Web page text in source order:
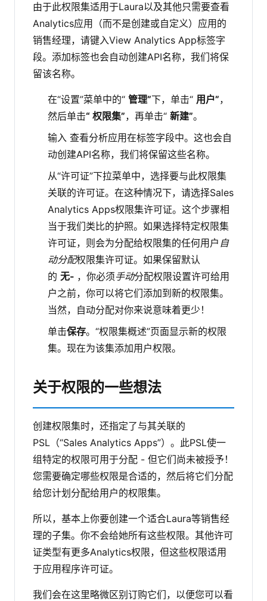
由于此权限集适用于Laura以及其他只需要查看
Analytics应用（而不是创建或自定义）应用的
销售经理，请键入View Analytics App标签字
段。添加标签也会自动创建API名称，我们将保
留该名称。
在“设置”菜单中的“ 管理”下，单击“ 用户”，
然后单击“ 权限集”，再单击“ 新建”。
输入 查看分析应用在标签字段中。这也会自
动创建API名称，我们将保留这些名称。
从“许可证”下拉菜单中，选择要与此权限集
关联的许可证。在这种情况下，请选择Sales
Analytics Apps权限集许可证。这个步骤相
当于我们类比的护照。如果选择特定权限集
许可证，则会为分配给权限集的任何用户 自
动分配权限集许可证。如果保留默认
的 无- ，你必须手动分配权限设置许可给用
户之前，你可以将它们添加到新的权限集。
当然，自动分配对你来说意味着更少！
单击保存。“权限集概述”页面显示新的权限
集。现在为该集添加用户权限。
关于权限的一些想法
创建权限集时，还指定了与其关联的
PSL（“Sales Analytics Apps”）。此PSL使一
组特定的权限可用于分配 - 但它们尚未被授予！
您需要确定哪些权限是合适的，然后将它们分配
给您计划分配给用户的权限集。
所以，基本上你要创建一个适合Laura等销售经
理的子集。你不会给她所有这些权限。其他许可
证类型有更多Analytics权限，但这些权限适用
于应用程序许可证。
我们会在这里略微区别订购它们，以便您可以看